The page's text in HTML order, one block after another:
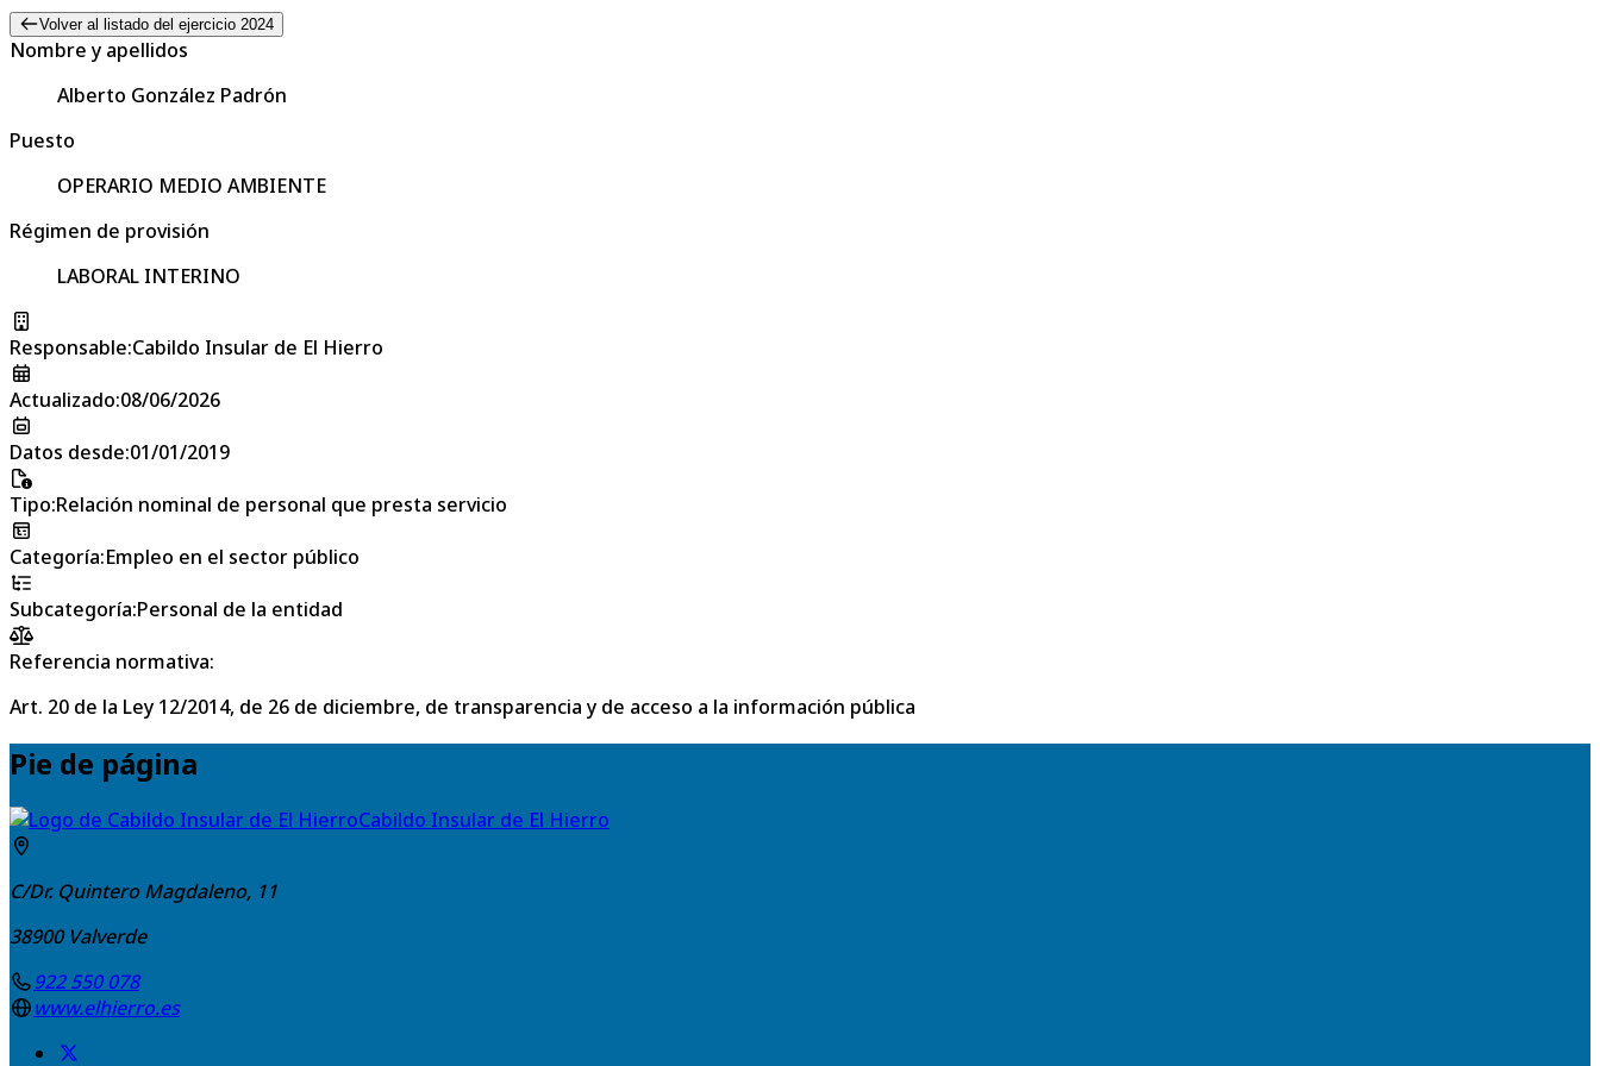
Volver al listado del ejercicio 2024
Nombre y apellidos
Alberto González Padrón
Puesto
OPERARIO MEDIO AMBIENTE
Régimen de provisión
LABORAL INTERINO
Responsable:Cabildo Insular de El Hierro
Actualizado:08/06/2026
Datos desde:01/01/2019
Tipo:Relación nominal de personal que presta servicio
Categoría:Empleo en el sector público
Subcategoría:Personal de la entidad
Referencia normativa:
Art. 20 de la Ley 12/2014, de 26 de diciembre, de transparencia y de acceso a la información pública
Pie de página
Cabildo Insular de El Hierro
C/Dr. Quintero Magdaleno, 11
38900 Valverde
922 550 078
www.elhierro.es